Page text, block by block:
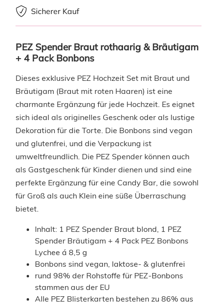
Sicherer Kauf
PEZ Spender Braut rothaarig & Bräutigam
+ 4 Pack Bonbons
Dieses exklusive PEZ Hochzeit Set mit Braut und
Bräutigam (Braut mit roten Haaren) ist eine
charmante Ergänzung für jede Hochzeit. Es eignet
sich ideal als originelles Geschenk oder als lustige
Dekoration für die Torte. Die Bonbons sind vegan
und glutenfrei, und die Verpackung ist
umweltfreundlich. Die PEZ Spender können auch
als Gastgeschenk für Kinder dienen und sind eine
perfekte Ergänzung für eine Candy Bar, die sowohl
für Groß als auch Klein eine süße Überraschung
bietet.
Inhalt: 1 PEZ Spender Braut blond, 1 PEZ
Spender Bräutigam + 4 Pack PEZ Bonbons
Lychee á 8,5 g
Bonbons sind vegan, laktose- & glutenfrei
rund 98% der Rohstoffe für PEZ-Bonbons
stammen aus der EU
Alle PEZ Blisterkarten bestehen zu 86% aus